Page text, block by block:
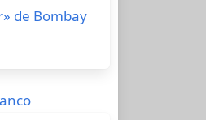
de Bombay